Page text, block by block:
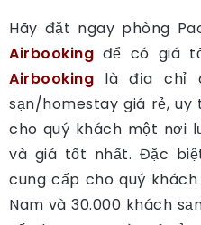
Hãy đặt ngay phòng
Airbooking để có giá
Airbooking là địa chỉ
sạn/homestay giá rẻ,
cho quý khách một nơi
và giá tốt nhất. Đặc
cung cấp cho quý
Nam và 30.000 khách